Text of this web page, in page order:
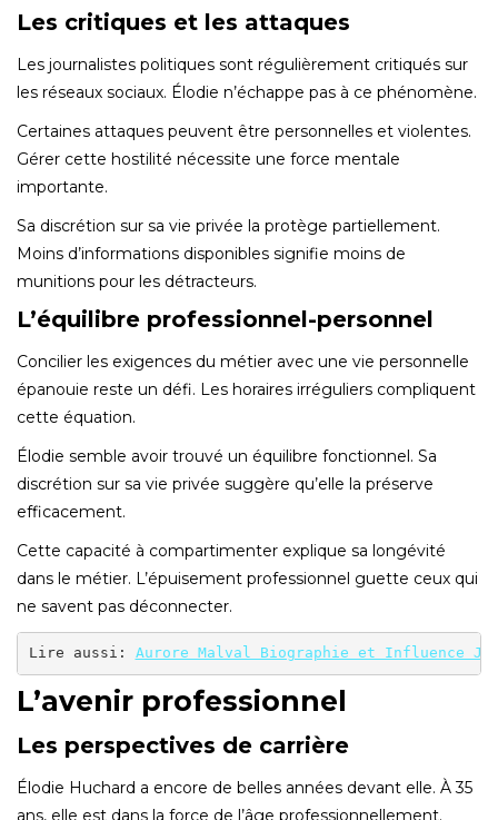
Les critiques et les attaques
Les journalistes politiques sont régulièrement critiqués sur
les réseaux sociaux. Élodie n’échappe pas à ce phénomène.
Certaines attaques peuvent être personnelles et violentes.
Gérer cette hostilité nécessite une force mentale
importante.
Sa discrétion sur sa vie privée la protège partiellement.
Moins d’informations disponibles signifie moins de
munitions pour les détracteurs.
L’équilibre professionnel-personnel
Concilier les exigences du métier avec une vie personnelle
épanouie reste un défi. Les horaires irréguliers compliquent
cette équation.
Élodie semble avoir trouvé un équilibre fonctionnel. Sa
discrétion sur sa vie privée suggère qu’elle la préserve
efficacement.
Cette capacité à compartimenter explique sa longévité
dans le métier. L’épuisement professionnel guette ceux qui
ne savent pas déconnecter.
Lire aussi: Aurore Malval Biographie et Influence
L’avenir professionnel
Les perspectives de carrière
Élodie Huchard a encore de belles années devant elle. À 35
ans, elle est dans la force de l’âge professionnellement.